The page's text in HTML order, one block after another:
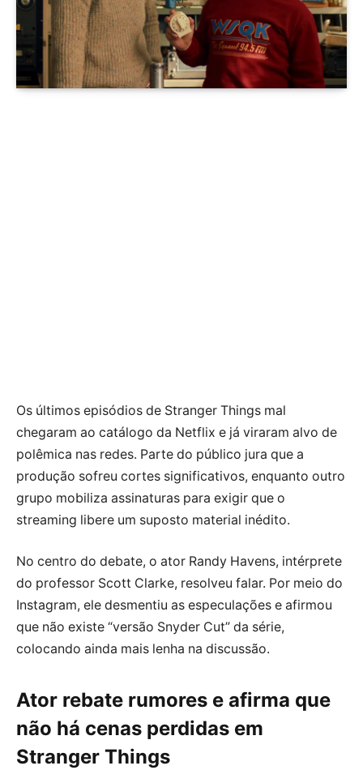
Os últimos episódios de Stranger Things mal
chegaram ao catálogo da Netflix e já viraram alvo de
polêmica nas redes. Parte do público jura que a
produção sofreu cortes significativos, enquanto outro
grupo mobiliza assinaturas para exigir que o
streaming libere um suposto material inédito.
No centro do debate, o ator Randy Havens, intérprete
do professor Scott Clarke, resolveu falar. Por meio do
Instagram, ele desmentiu as especulações e afirmou
que não existe “versão Snyder Cut” da série,
colocando ainda mais lenha na discussão.
Ator rebate rumores e afirma que
não há cenas perdidas em
Stranger Things